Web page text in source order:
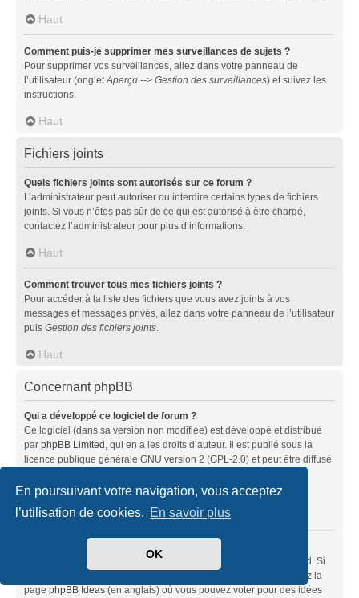
En poursuivant votre navigation, vous acceptez
l’utilisation de cookies. En savoir plus
OK
Haut
Comment puis-je supprimer mes surveillances de sujets ?
Pour supprimer vos surveillances, allez dans votre panneau de
l’utilisateur (ongletAperçu --> Gestion des surveillances) et suivez les
instructions.
Haut
Fichiers joints
Quels fichiers joints sont autorisés sur ce forum ?
L’administrateur peut autoriser ou interdire certains types de fichiers
joints. Si vous n’êtes pas sûr de ce qui est autorisé à être chargé,
contactez l’administrateur pour plus d’informations.
Haut
Comment trouver tous mes fichiers joints ?
Pour accéder à la liste des fichiers que vous avez joints à vos
messages et messages privés, allez dans votre panneau de l’utilisateur
puis Gestion des fichiers joints.
Haut
Concernant phpBB
Qui a développé ce logiciel de forum ?
Ce logiciel (dans sa version non modifiée) est développé et distribué
par phpBB Limited, qui en a les droits d’auteur. Il est publié sous la
licence publique générale GNU version 2 (GPL-2.0) et peut être diffusé
À propos de phpBB» (en anglais).
Haut
Ce logiciel a été développé et mis sous licence par phpBB Limited. Si
vous pensez qu’une fonctionnalité nécessite d’être ajoutée, visitez la
page phpBB Ideas (en anglais) où vous pouvez voter pour des idées